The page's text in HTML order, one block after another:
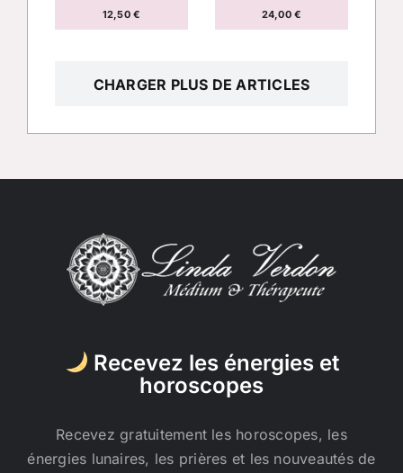
12,50 € 24,00 €
CHARGER PLUS DE ARTICLES
Recevez les énergies et
horoscopes
Recevez gratuitement les horoscopes, les
énergies lunaires, les prières et les nouveautés de